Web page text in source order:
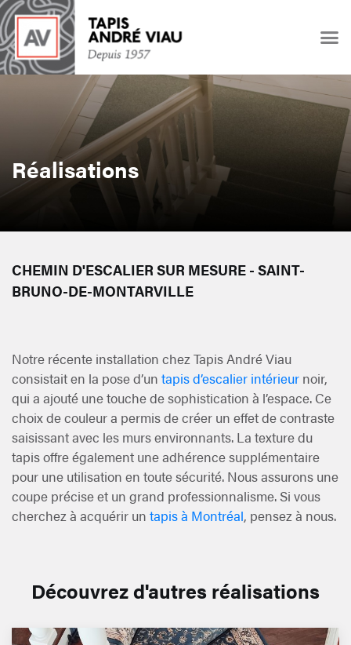
Réalisations
CHEMIN D'ESCALIER SUR MESURE - SAINT-
BRUNO-DE-MONTARVILLE
Notre récente installation chez Tapis André Viau
consistait en la pose d’un tapis d’escalier intérieur noir,
qui a ajouté une touche de sophistication à l’espace. Ce
choix de couleur a permis de créer un effet de contraste
saisissant avec les murs environnants. La texture du
tapis offre également une adhérence supplémentaire
pour une utilisation en toute sécurité. Nous assurons une
coupe précise et un grand professionnalisme. Si vous
cherchez à acquérir un tapis à Montréal, pensez à nous.
Découvrez d'autres réalisations